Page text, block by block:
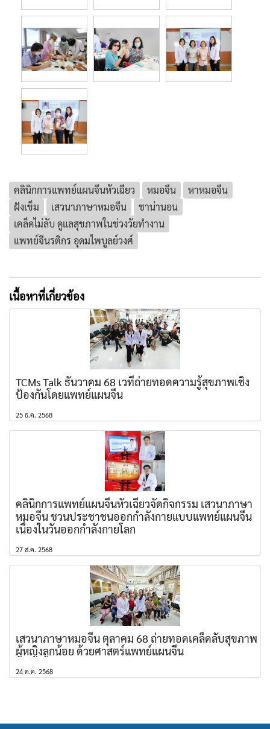
คลินิกการแพทย์แผนจีนหัวเฉียว หมอจีน
หาหมอจีน
ฝังเข็ม
เสวนาภาษาหมอจีน
ชาน่านอน
เคล็ดไม่ลับ ดูแลสุขภาพในช่วงวัยทำงาน
แพทย์จีนรติกร อุดมไพบูลย์วงศ์
เนื้อหาที่เกี่ยวข้อง
TCMs Talk ธันวาคม 68 เวทีถ่ายทอดความรู้สุขภาพเชิง
ป้องกันโดยแพทย์แผนจีน
25 ธ.ค. 2568
คลินิกการแพทย์แผนจีนหัวเฉียวจัดกิจกรรม เสวนาภาษา
หมอจีน ชวนประชาชนออกกำลังกายแบบแพทย์แผนจีน
เนื่องในวันออกกำลังกายโลก
27 ส.ค. 2568
เสวนาภาษาหมอจีน ตุลาคม 68 ถ่ายทอดเคล็ดลับสุขภาพ
ผู้หญิงลูกน้อย ด้วยศาสตร์แพทย์แผนจีน
24 ต.ค. 2568